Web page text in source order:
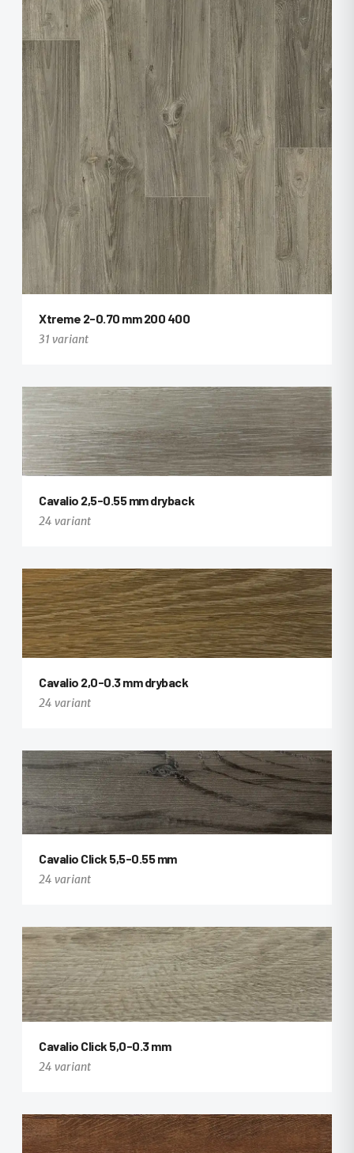
Xtreme 2-0.70 mm 200 400
31 variant
+19
Cavalio 2,5-0.55 mm dryback
24 variant
+12
Cavalio 2,0-0.3 mm dryback
24 variant
+12
Cavalio Click 5,5-0.55 mm
24 variant
Cavalio Click 5,0-0.3 mm
24 variant